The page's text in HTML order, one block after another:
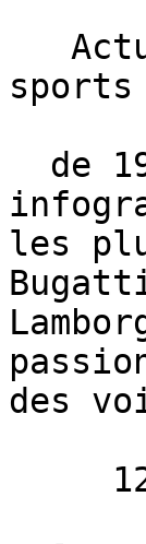
sports
les
des